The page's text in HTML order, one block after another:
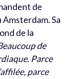
de
Sa
de la
de
Parce
parce